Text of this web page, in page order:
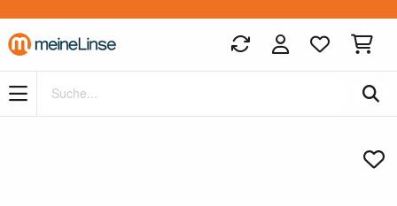
Zum Hauptinhalt springen